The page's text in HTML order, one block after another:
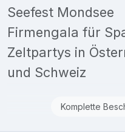
Seefest Mondsee
Firmengala für
Zeltpartys in
und Schweiz
Komplette